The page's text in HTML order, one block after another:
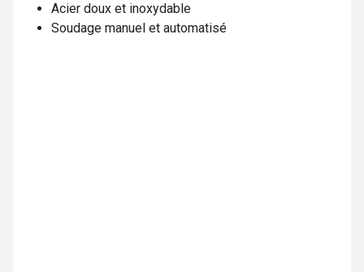
Acier doux et inoxydable
Soudage manuel et automatisé